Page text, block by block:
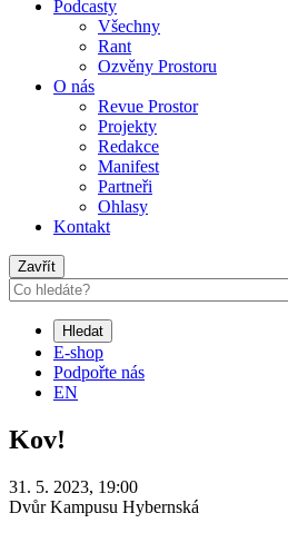
Podcasty
Všechny
Rant
Ozvěny Prostoru
O nás
Revue Prostor
Projekty
Redakce
Manifest
Partneři
Ohlasy
Kontakt
Zavřít
Hledat
E-shop
Podpořte nás
EN
Kov!
31. 5. 2023, 19:00
Dvůr Kampusu Hybernská